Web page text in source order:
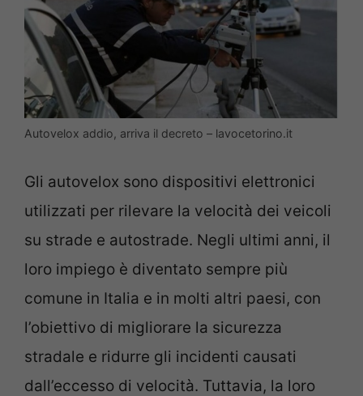
Autovelox addio, arriva il decreto – lavocetorino.it
Gli autovelox sono dispositivi elettronici
utilizzati per rilevare la velocità dei veicoli
su strade e autostrade. Negli ultimi anni, il
loro impiego è diventato sempre più
comune in Italia e in molti altri paesi, con
l’obiettivo di migliorare la sicurezza
stradale e ridurre gli incidenti causati
dall’eccesso di velocità. Tuttavia, la loro